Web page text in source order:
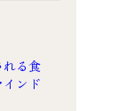
る食
ンド